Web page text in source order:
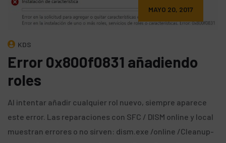
MAYO 20, 2017
KDS
Error 0x800f0831 añadiendo
roles
Al intentar añadir cualquier rol nuevo, siempre aparece
este error. Las reparaciones con SFC / DISM online y local
muestran errores o no sirven: dism.exe /online /Cleanup-